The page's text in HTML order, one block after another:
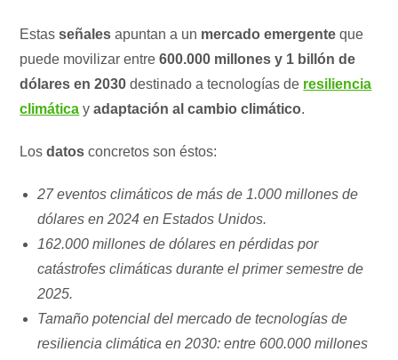
Estasseñales apuntan a un mercado emergente que
puede movilizar entre600.000 millones y 1 billón de
dólares en 2030 destinado a tecnologías de resiliencia
climática yadaptación al cambio climático.
Losdatos concretos son éstos:
27 eventos climáticos de más de 1.000 millones de
dólares en 2024 en Estados Unidos.
162.000 millones de dólares en pérdidas por
catástrofes climáticas durante el primer semestre de
2025.
Tamaño potencial del mercado de tecnologías de
resiliencia climática en 2030: entre 600.000 millones